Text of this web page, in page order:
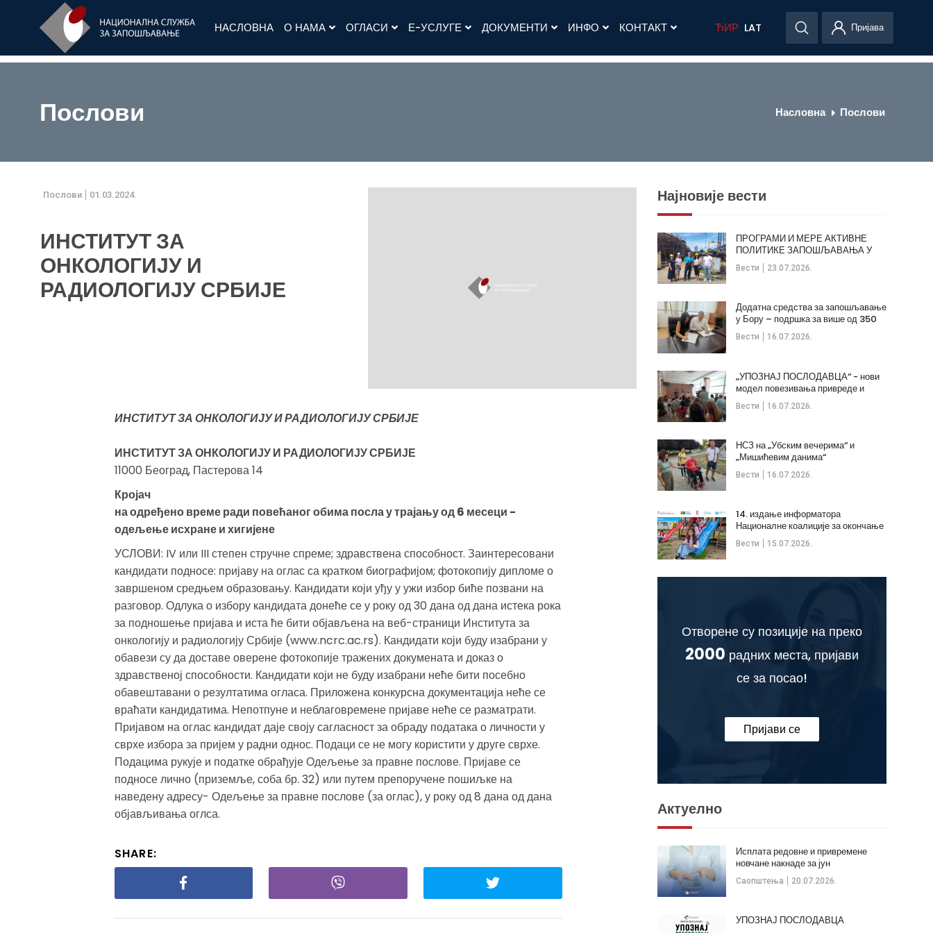
НАСЛОВНА О НАМА ОГЛАСИ Е-УСЛУГЕ ДОКУМЕНТИ ИНФО КОНТАКТ ЋИР LAT Пријава
Послови Насловна Послови
Послови 01.03.2024.
ИНСТИТУТ ЗА
ОНКОЛОГИЈУ И
РАДИОЛОГИЈУ СРБИЈЕ
ИНСТИТУТ ЗА ОНКОЛОГИЈУ И РАДИОЛОГИЈУ СРБИЈЕ
ИНСТИТУТ ЗА ОНКОЛОГИЈУ И РАДИОЛОГИЈУ СРБИЈЕ
11000 Београд, Пастерова 14
Кројач
на одређено време ради повећаног обима посла у трајању од 6 месеци -
одељење исхране и хигијене
УСЛОВИ: IV или III степен стручне спреме; здравствена способност. Заинтересовани
кандидати подносе: пријаву на оглас са кратком биографијом; фотокопију дипломе о
завршеном средњем образовању. Кандидати који уђу у ужи избор биће позвани на
разговор. Одлука о избору кандидата донеће се у року од 30 дана од дана истека рока
за подношење пријава и иста ће бити објављена на веб-страници Института за
онкологију и радиологију Србије (www.ncrc.ac.rs). Кандидати који буду изабрани у
обавези су да доставе оверене фотокопије тражених докумената и доказ о
здравственој способности. Кандидати који не буду изабрани неће бити посебно
обавештавани о резултатима огласа. Приложена конкурсна документација неће се
враћати кандидатима. Непотпуне и неблаговремене пријаве неће се разматрати.
Пријавом на оглас кандидат даје своју сагласност за обраду података о личности у
сврхе избора за пријем у радни однос. Подаци се не могу користити у друге сврхе.
Подацима рукује и податке обрађује Одељење за правне послове. Пријаве се
подносе лично (приземље, соба бр. 32) или путем препоручене пошиљке на
наведену адресу- Одељење за правне послове (за оглас), у року од 8 дана од дана
објављивања оглса.
SHARE:
Најновије вести
Вести 23.07.2026.
ПРОГРАМИ И МЕРЕ АКТИВНЕ
ПОЛИТИКЕ ЗАПОШЉАВАЊА У
ОПШТИНИ КЛАДОВО
Вести 16.07.2026.
Додатна средства за запошљавање
у Бору – подршка за више од 350
незапослених
Вести 16.07.2026.
„УПОЗНАЈ ПОСЛОДАВЦА“ - нови
модел повезивања привреде и
стручних кадрова
Вести 16.07.2026.
НСЗ на „Убским вечерима“ и
„Мишићевим данима“
Вести 15.07.2026.
14. издање информатора
Националне коалиције за окончање
дечијих бракова
Отворене су позиције на преко
2000 радних места, пријави
се за посао!
Пријави се
Актуелно
Саопштења 20.07.2026.
Исплата редовне и привремене
новчане накнаде за јун
УПОЗНАЈ ПОСЛОДАВЦА